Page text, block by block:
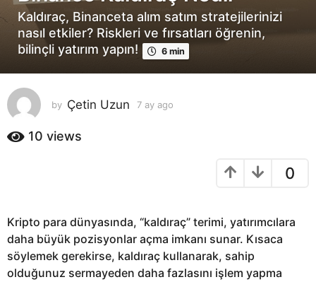
y
a
g
o
7
a
y
g
Kaldıraç, Binanceta alım satım stratejilerinizi
nasıl etkiler? Riskleri ve fırsatları öğrenin,
bilinçli yatırım yapın!
6 min
by Çetin Uzun 7 ay ago
10 views
0
Kripto para dünyasında, “kaldıraç” terimi, yatırımcılara
daha büyük pozisyonlar açma imkanı sunar. Kısaca
söylemek gerekirse, kaldıraç kullanarak, sahip
olduğunuz sermayeden daha fazlasını işlem yapma